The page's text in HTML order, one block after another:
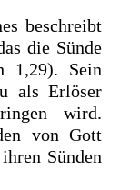
beschreibt
die Sünde
1,29). Sein
als Erlöser
wird.
von Gott
Sünden